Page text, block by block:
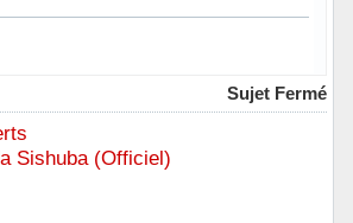
Sujet Fermé
Sishuba (Officiel)